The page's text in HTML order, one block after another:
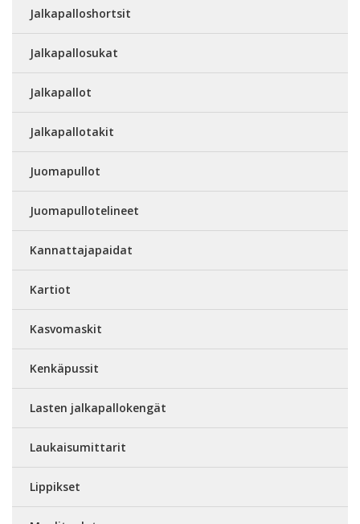
Jalkapalloshortsit
Jalkapallosukat
Jalkapallot
Jalkapallotakit
Juomapullot
Juomapullotelineet
Kannattajapaidat
Kartiot
Kasvomaskit
Kenkäpussit
Lasten jalkapallokengät
Laukaisumittarit
Lippikset